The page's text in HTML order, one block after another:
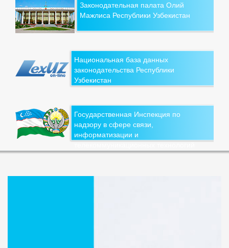
Законодательная палата Олий
Мажлиса Республики Узбекистан
Национальная база данных
законодательства Республики
Узбекистан
Государственная Инспекция по
надзору в сфере связи,
информатизации и